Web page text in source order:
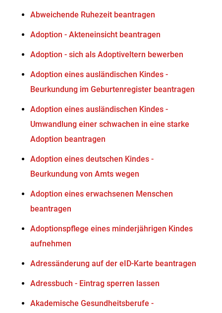
Abweichende Ruhezeit beantragen
Adoption - Akteneinsicht beantragen
Adoption - sich als Adoptiveltern bewerben
Adoption eines ausländischen Kindes -
Beurkundung im Geburtenregister beantragen
Adoption eines ausländischen Kindes -
Umwandlung einer schwachen in eine starke
Adoption beantragen
Adoption eines deutschen Kindes -
Beurkundung von Amts wegen
Adoption eines erwachsenen Menschen
beantragen
Adoptionspflege eines minderjährigen Kindes
aufnehmen
Adressänderung auf der eID-Karte beantragen
Adressbuch - Eintrag sperren lassen
Akademische Gesundheitsberufe -